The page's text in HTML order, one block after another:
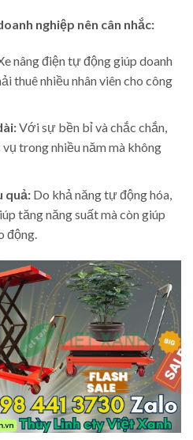
nghiệp nên cân nhắc:
nâng điện tự động giúp doanh
thuê nhiều nhân viên cho công
Với sự bền bỉ và chắc chắn,
trong nhiều năm mà không
quả:Do khả năng tự động hóa,
tăng năng suất mà còn giúp
động.